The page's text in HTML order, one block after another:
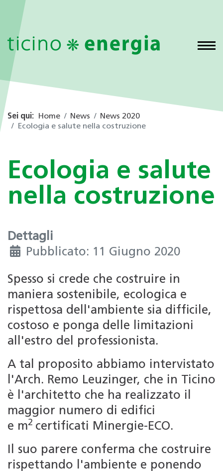
Sei qui: Home News
News 2020
Ecologia e salute nella costruzione
Ecologia e salute
nella costruzione
Dettagli
Pubblicato: 11 Giugno 2020
Spesso si crede che costruire in
maniera sostenibile, ecologica e
rispettosa dell'ambiente sia difficile,
costoso e ponga delle limitazioni
all'estro del professionista.
A tal proposito abbiamo intervistato
l'Arch. Remo Leuzinger, che in Ticino
è l'architetto che ha realizzato il
maggior numero di edifici
e m2 certificati Minergie-ECO.
Il suo parere conferma che costruire
rispettando l'ambiente e ponendo